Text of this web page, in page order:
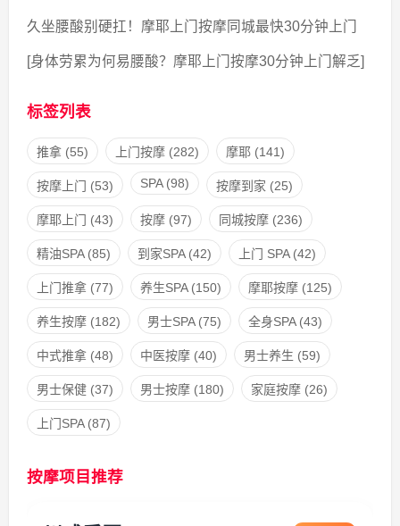
久坐腰酸别硬扛！摩耶上门按摩同城最快30分钟上门
[身体劳累为何易腰酸？摩耶上门按摩30分钟上门解乏]
标签列表
推拿(55) 上门按摩(282) 摩耶(141)
按摩上门 (53) SPA(98) 按摩到家 (25)
摩耶上门 (43) 按摩(97) 同城按摩(236)
精油SPA(85) 到家SPA(42) 上门 SPA(42)
上门推拿(77) 养生SPA(150) 摩耶按摩(125)
养生按摩(182) 男士SPA(75) 全身SPA(43)
中式推拿(48) 中医按摩(40) 男士养生 (59)
男士保健(37) 男士按摩(180) 家庭按摩(26)
上门SPA(87)
按摩项目推荐